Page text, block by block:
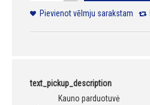
Pievienot vēlmju sarakstam
text_pickup_description
Kauno parduotuvė